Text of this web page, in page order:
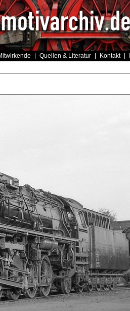
Quellen & Literatur Kontakt